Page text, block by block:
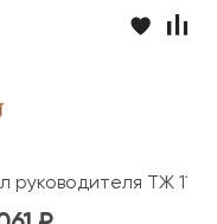
руководителя ТЖ 113